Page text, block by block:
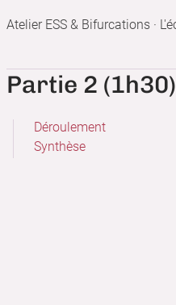
Partie 2 (1h30)
Déroulement
Synthèse